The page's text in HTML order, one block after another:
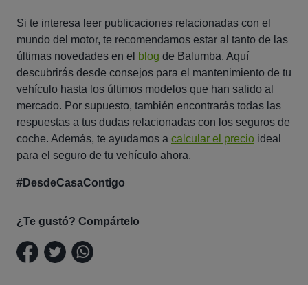
Si te interesa leer publicaciones relacionadas con el
mundo del motor, te recomendamos estar al tanto de las
últimas novedades en el
blog de Balumba. Aquí
descubrirás desde consejos para el mantenimiento de tu
vehículo hasta los últimos modelos que han salido al
mercado. Por supuesto, también encontrarás todas las
respuestas a tus dudas relacionadas con los seguros de
coche. Además, te ayudamos a calcular el precio ideal
para el seguro de tu vehículo ahora.
#DesdeCasaContigo
¿Te gustó? Compártelo